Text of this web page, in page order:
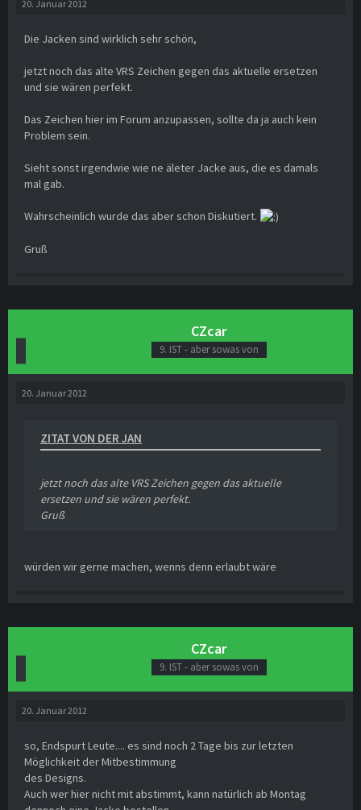
20. Januar 2012
Die Jacken sind wirklich sehr schön,
jetzt noch das alte VRS Zeichen gegen das aktuelle ersetzen
und sie wären perfekt.
Das Zeichen hier im Forum anzupassen, sollte da ja auch kein
Problem sein.
Sieht sonst irgendwie wie ne äleter Jacke aus, die es damals
mal gab.
Wahrscheinlich wurde das aber schon Diskutiert.
Gruß
CZcar
9. IST - aber sowas von
20. Januar 2012
ZITAT VON DER JAN
jetzt noch das alte VRS Zeichen gegen das aktuelle
ersetzen und sie wären perfekt.
Gruß
würden wir gerne machen, wenns denn erlaubt wäre
CZcar
9. IST - aber sowas von
20. Januar 2012
so, Endspurt Leute.... es sind noch 2 Tage bis zur letzten
Möglichkeit der Mitbestimmung
des Designs.
Auch wer hier nicht mit abstimmt, kann natürlich ab Montag